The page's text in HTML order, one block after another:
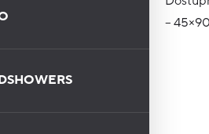
– 45×90